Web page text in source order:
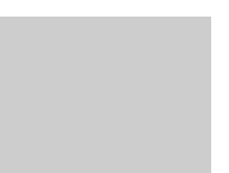
encubierta en el
con la venta de